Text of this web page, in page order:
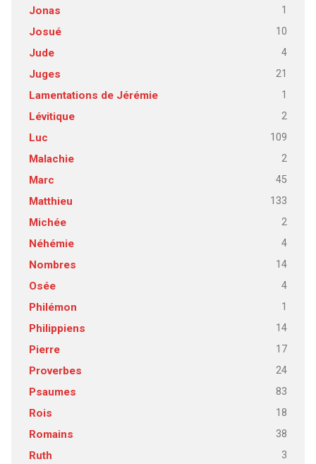
Jonas 1
Josué 10
Jude 4
Juges 21
Lamentations de Jérémie 1
Lévitique 2
Luc 109
Malachie 2
Marc 45
Matthieu 133
Michée 2
Néhémie 4
Nombres 14
Osée 4
Philémon 1
Philippiens 14
Pierre 17
Proverbes 24
Psaumes 83
Rois 18
Romains 38
Ruth 3